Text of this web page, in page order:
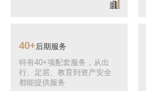
40+后期服务
特有40+项配套服务，从出
行、定居、教育到资产安全
都能提供服务